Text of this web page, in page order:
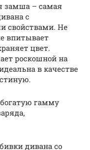
замша – самая
с
свойствами. Не
впитывает
цвет.
роскошной на
в качестве
гамму
дивана со